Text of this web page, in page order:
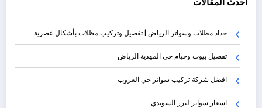
حداد مظلات وسواتر الرياض | تفصيل وتركيب مظلات بأشكال عصرية
تفصيل بيوت وخيام حي المهدية الرياض
افضل شركة تركيب سواتر حي الغروب
اسعار سواتر ليزر السويدي